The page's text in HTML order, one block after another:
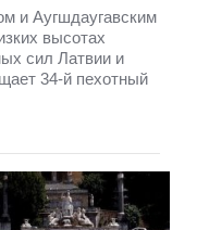
и Аугшдаугавским
высотах
сил Латвии и
34-й пехотный